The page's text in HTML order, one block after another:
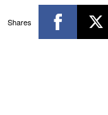
Shares